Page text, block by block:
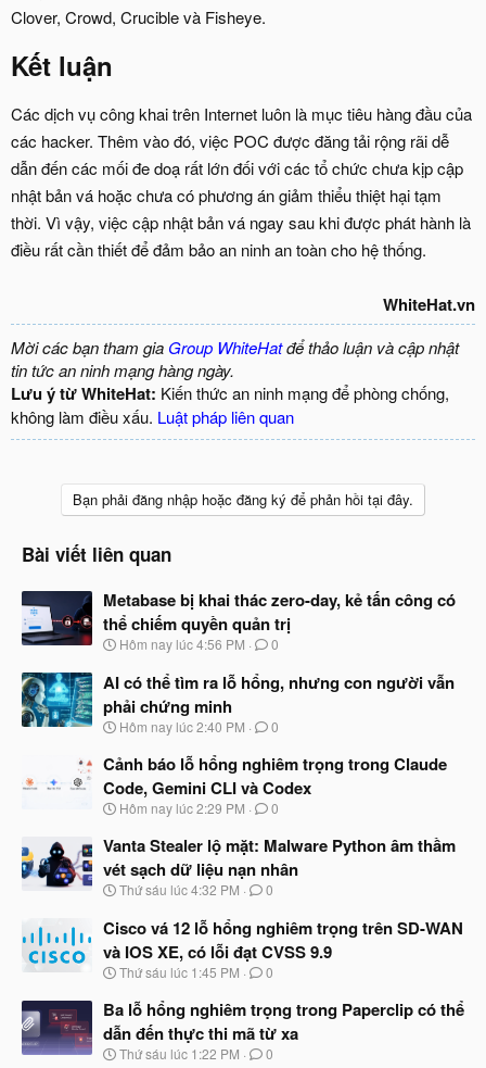
Clover, Crowd, Crucible và Fisheye.
Kết luận
Các dịch vụ công khai trên Internet luôn là mục tiêu hàng đầu của
các hacker. Thêm vào đó, việc POC được đăng tải rộng rãi dễ
dẫn đến các mối đe doạ rất lớn đối với các tổ chức chưa kịp cập
nhật bản vá hoặc chưa có phương án giảm thiểu thiệt hại tạm
thời. Vì vậy, việc cập nhật bản vá ngay sau khi được phát hành là
điều rất cần thiết để đảm bảo an ninh an toàn cho hệ thống.
WhiteHat.vn
Mời các bạn tham gia Group WhiteHatđể thảo luận và cập nhật
tin tức an ninh mạng hàng ngày.
Lưu ý từ WhiteHat: Kiến thức an ninh mạng để phòng chống,
không làm điều xấu. Luật pháp liên quan
Bạn phải đăng nhập hoặc đăng ký để phản hồi tại đây.
Bài viết liên quan
Metabase bị khai thác zero-day, kẻ tấn công có
thể chiếm quyền quản trị
N
à
y
b
ắ
đ
ầ
u
Hôm nay lúc 4:56 PM 0
AI có thể tìm ra lỗ hổng, nhưng con người vẫn
phải chứng minh
N
à
b
ắ
đ
ầ
u
Hôm nay lúc 2:40 PM 0
Cảnh báo lỗ hổng nghiêm trọng trong Claude
Code, Gemini CLI và Codex
N
à
b
ắ
đ
ầ
u
Hôm nay lúc 2:29 PM 0
Vanta Stealer lộ mặt: Malware Python âm thầm
vét sạch dữ liệu nạn nhân
N
à
y
b
ắ
đ
ầ
u
Thứ sáu lúc 4:32 PM 0
Cisco vá 12 lỗ hổng nghiêm trọng trên SD-WAN
và IOS XE, có lỗi đạt CVSS 9.9
N
à
y
b
ắ
Thứ sáu lúc 1:45 PM 0
Ba lỗ hổng nghiêm trọng trong Paperclip có thể
dẫn đến thực thi mã từ xa
N
Thứ sáu lúc 1:22 PM 0